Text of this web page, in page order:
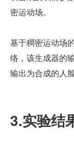
密运动场。
基于稠密运动场
络，该生成器的
输出为合成的人
3.实验结